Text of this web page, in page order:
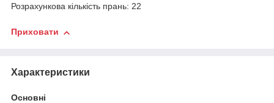
Розрахункова кількість прань: 22
Приховати
Характеристики
Основні